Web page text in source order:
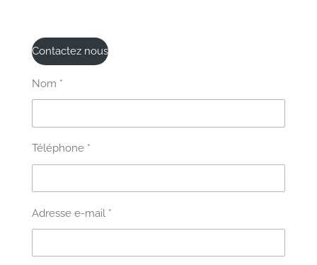
Contactez nous
Nom *
Téléphone *
Adresse e-mail *